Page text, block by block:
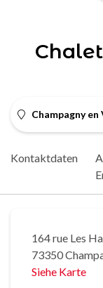
Champagny en
Kontaktdaten
164 rue Les
73350
Siehe Karte